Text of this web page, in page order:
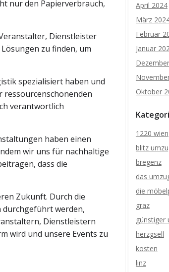
nur den Papierverbrauch,
Dienstleister
zu finden, um
spezialisiert haben und
verantwortlich
haben einen
wir uns für nachhaltige
dass die
Zukunft. Durch die
werden,
Dienstleistern
wird und unsere Events zu
April 2024
März
Februar
Januar
Oktober
1220 wien
blitz
bregenz
das
die
graz
günstiger
herzgsell
kosten
linz